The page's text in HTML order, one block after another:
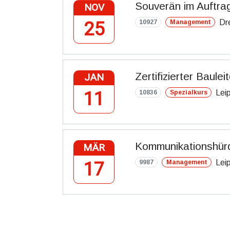
NOV
25
Souverän im
10927 Management
JAN
11
Zertifizierter
10836 Spezialkurs
MÄR
17 9987 Management